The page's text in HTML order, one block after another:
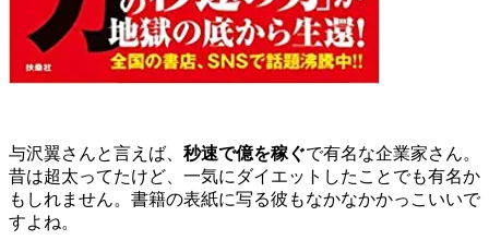
与沢翼さんと言えば、 秒速で億を稼ぐで有名な企業家さん。
昔は超太ってたけど、一気にダイエットしたことでも有名か
もしれません。書籍の表紙に写る彼もなかなかかっこいいで
すよね。